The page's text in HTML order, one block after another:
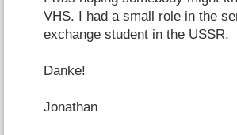
VHS. I had a small role in the
exchange student in the USSR.
Danke!
Jonathan